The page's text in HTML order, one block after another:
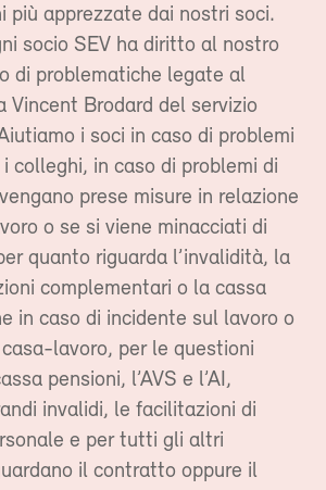
più apprezzate dai nostri soci.
socio SEV ha diritto al nostro
di problematiche legate al
Vincent Brodard del servizio
i soci in caso di problemi
colleghi, in caso di problemi di
prese misure in relazione
o se si viene minacciati di
quanto riguarda l’invalidità, la
complementari o la cassa
in caso di incidente sul lavoro o
lavoro, per le questioni
pensioni, l’AVS e l’AI,
invalidi, le facilitazioni di
e per tutti gli altri
il contratto oppure il